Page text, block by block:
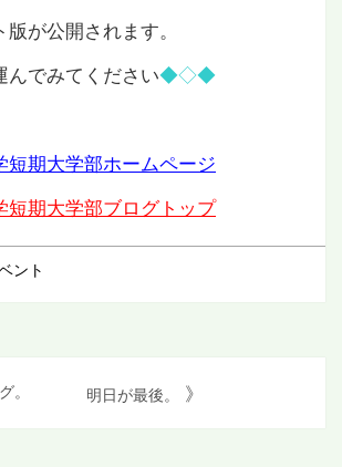
が公開されます。
んでみてください◆◇◆
短期大学部ホームページ
短期大学部ブログトップ
ント
。 明日が最後。 》